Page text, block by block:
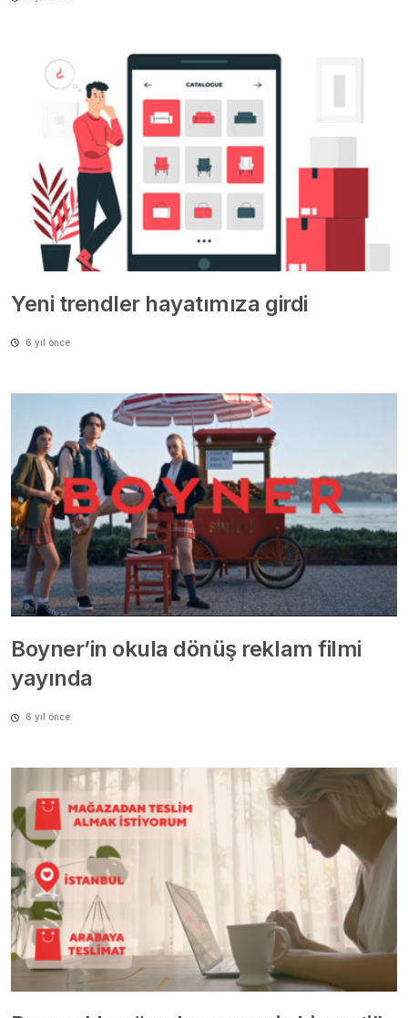
Yeni trendler hayatımıza girdi
6 yıl önce
Boyner’in okula dönüş reklam filmi
yayında
6 yıl önce